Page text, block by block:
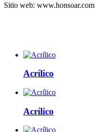
Sitio web: www.honsoar.com
Acrílico
Acrílico